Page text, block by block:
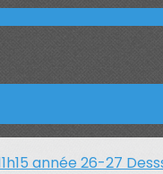
année 26-27